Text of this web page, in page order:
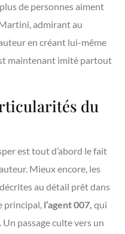
de personnes aiment
admirant au
en créant lui-même
maintenant imité partout
du
est tout d’abord le fait
Mieux encore, les
au détail prêt dans
principal, l’agent 007, qui
passage culte vers un